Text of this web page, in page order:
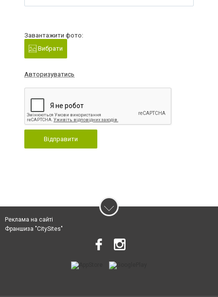
Завантажити фото:
Вибрати
Авторизуватись
Відправити
Реклама на сайті
Франшиза "CitySites"